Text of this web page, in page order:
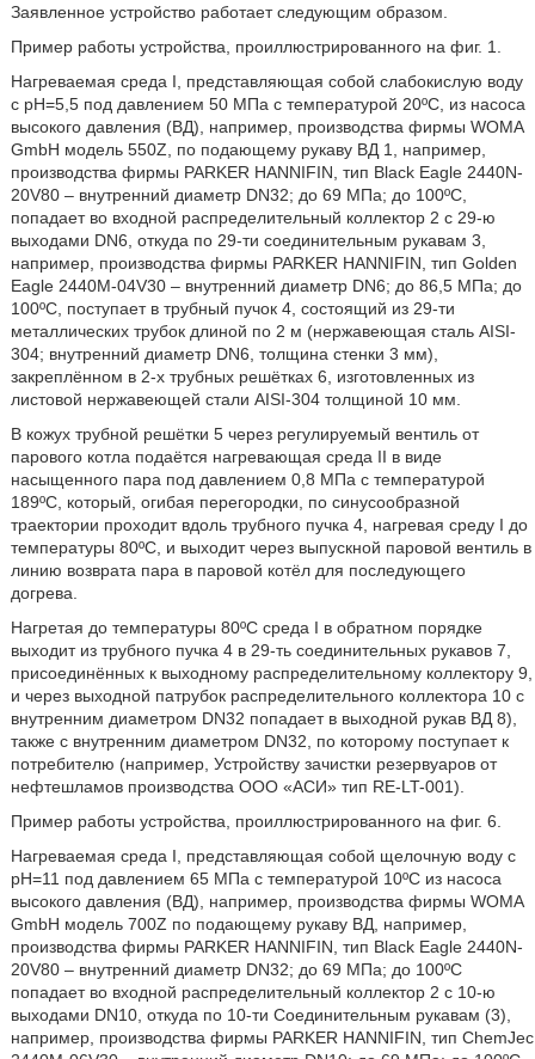
Заявленное устройство работает следующим образом.
Пример работы устройства, проиллюстрированного на фиг. 1.
Нагреваемая среда I, представляющая собой слабокислую воду
с pH=5,5 под давлением 50 МПа с температурой 20ºС, из насоса
высокого давления (ВД), например, производства фирмы WOMA
GmbH модель 550Z, по подающему рукаву ВД 1, например,
производства фирмы PARKER HANNIFIN, тип Black Eagle 2440N-
20V80 – внутренний диаметр DN32; до 69 МПа; до 100ºС,
попадает во входной распределительный коллектор 2 с 29-ю
выходами DN6, откуда по 29-ти соединительным рукавам 3,
например, производства фирмы PARKER HANNIFIN, тип Golden
Eagle 2440M-04V30 – внутренний диаметр DN6; до 86,5 МПа; до
100ºС, поступает в трубный пучок 4, состоящий из 29-ти
металлических трубок длиной по 2 м (нержавеющая сталь AISI-
304; внутренний диаметр DN6, толщина стенки 3 мм),
закреплённом в 2-х трубных решётках 6, изготовленных из
листовой нержавеющей стали AISI-304 толщиной 10 мм.
В кожух трубной решётки 5 через регулируемый вентиль от
парового котла подаётся нагревающая среда II в виде
насыщенного пара под давлением 0,8 МПа с температурой
189ºС, который, огибая перегородки, по синусообразной
траектории проходит вдоль трубного пучка 4, нагревая среду I до
температуры 80ºС, и выходит через выпускной паровой вентиль в
линию возврата пара в паровой котёл для последующего
догрева.
Нагретая до температуры 80ºС среда I в обратном порядке
выходит из трубного пучка 4 в 29-ть соединительных рукавов 7,
присоединённых к выходному распределительному коллектору 9,
и через выходной патрубок распределительного коллектора 10 с
внутренним диаметром DN32 попадает в выходной рукав ВД 8),
также с внутренним диаметром DN32, по которому поступает к
потребителю (например, Устройству зачистки резервуаров от
нефтешламов производства ООО «АСИ» тип RE-LT-001).
Пример работы устройства, проиллюстрированного на фиг. 6.
Нагреваемая среда I, представляющая собой щелочную воду с
pH=11 под давлением 65 МПа с температурой 10ºС из насоса
высокого давления (ВД), например, производства фирмы WOMA
GmbH модель 700Z по подающему рукаву ВД, например,
производства фирмы PARKER HANNIFIN, тип Black Eagle 2440N-
20V80 – внутренний диаметр DN32; до 69 МПа; до 100ºС
попадает во входной распределительный коллектор 2 с 10-ю
выходами DN10, откуда по 10-ти Соединительным рукавам (3),
например, производства фирмы PARKER HANNIFIN, тип ChemJec